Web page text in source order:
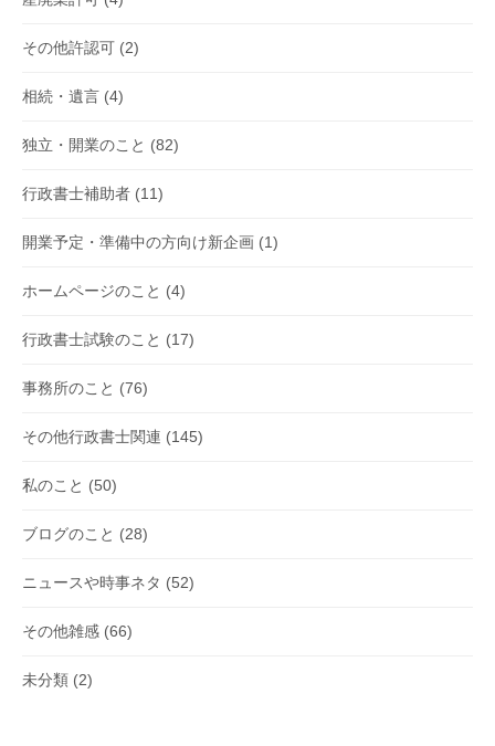
その他許認可 (2)
相続・遺言 (4)
独立・開業のこと (82)
行政書士補助者 (11)
開業予定・準備中の方向け新企画 (1)
ホームページのこと (4)
行政書士試験のこと (17)
事務所のこと (76)
その他行政書士関連 (145)
私のこと (50)
ブログのこと (28)
ニュースや時事ネタ (52)
その他雑感 (66)
未分類 (2)